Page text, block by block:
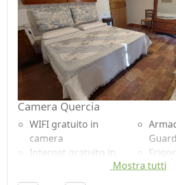
I prezzi sono da intendersi a persona
comprendono: colazione con dolci
biancheria da camera e da bagno,
della stanza, cambio biancheria
Camera Quercia
WIFI gratuito in
camera
Internet gratuito in
Colazione inclusa
Doccia
Mostra tutti